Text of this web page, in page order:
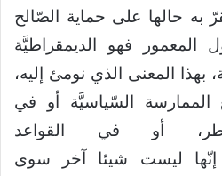
به حالها على حماية الصّالح
فهو الديمقراطيَّة
بهذا المعنى الذي نومئ إليه،
السّياسيَّة أو في
أو في القواعد
إنّها ليست شيئا آخر سوى